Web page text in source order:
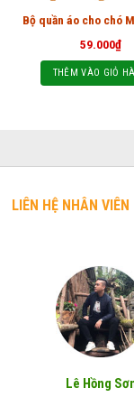
Bộ quần áo cho chó
59.000₫
THÊM VÀO GIỎ
LIÊN HỆ NHÂN
Lê Hồng